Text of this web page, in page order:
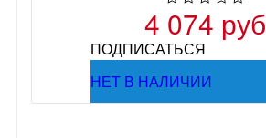
4 074 руб
ПОДПИСАТЬСЯ
НЕТ В НАЛИЧИИ